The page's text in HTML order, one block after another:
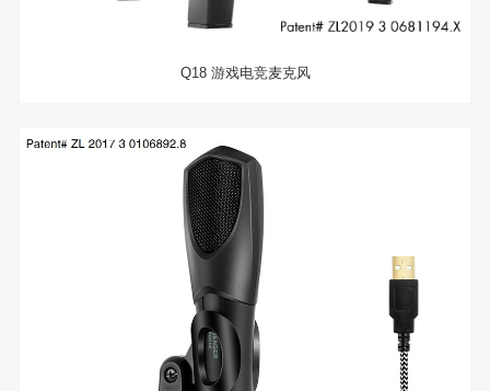
Q18 游戏电竞麦克风